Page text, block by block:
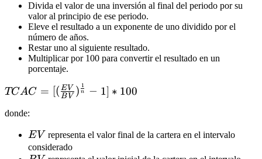
Divida el valor de una inversión al final del periodo por su
valor al principio de ese periodo.
Eleve el resultado a un exponente de uno dividido por el
número de años.
Restar uno al siguiente resultado.
Multiplicar por 100 para convertir el resultado en un
porcentaje.
TCAC =
{BV})^{\frac{1}
{n}} - 1] * 100
TCAC = [( B V
EV ) n
1 − 1] ∗ 100
donde:
EV
EV representa el valor final de la cartera en el intervalo
considerado